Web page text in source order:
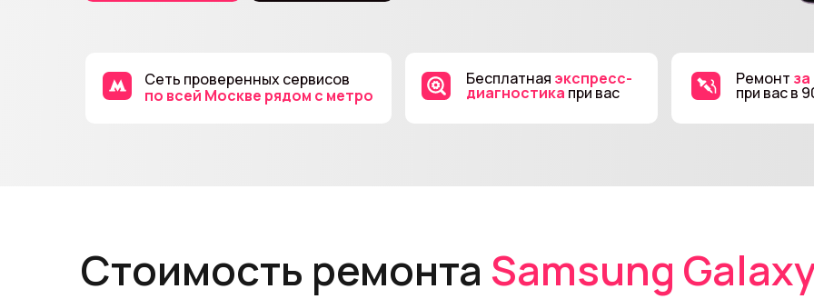
Бесплатная экспресс-
диагностика при вас
Ремонт
при вас в
Сеть проверенных сервисов
по всей Москве рядом с метро
Стоимость ремонта Samsung